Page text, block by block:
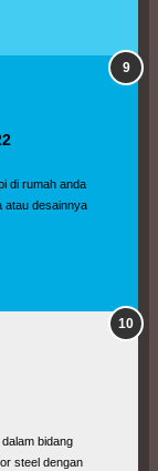
rumah anda
atau desainnya
bidang
steel dengan